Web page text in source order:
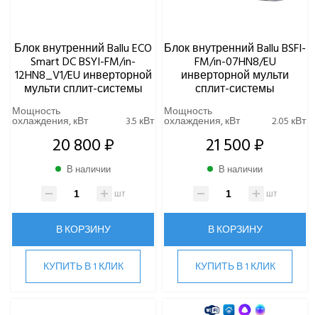
Блок внутренний Ballu ECO
Smart DC BSYI-FM/in-
12HN8_V1/EU инверторной
мульти сплит-системы
Мощность
охлаждения, кВт 3.5 кВт
20 800 ₽
В наличии
шт
В КОРЗИНУ
КУПИТЬ В 1 КЛИК
Блок внутренний Ballu BSFI-
FM/in-07HN8/EU
инверторной мульти
сплит-системы
Мощность
охлаждения, кВт 2.05 кВт
21 500 ₽
В наличии
шт
В КОРЗИНУ
КУПИТЬ В 1 КЛИК